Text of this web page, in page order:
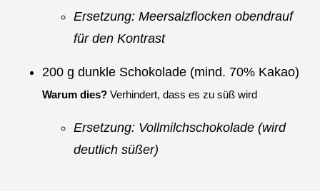
Ersetzung: Meersalzflocken obendrauf
für den Kontrast
200 g dunkle Schokolade (mind. 70% Kakao)
Warum dies? Verhindert, dass es zu süß wird
Ersetzung: Vollmilchschokolade (wird
deutlich süßer)